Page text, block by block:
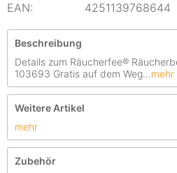
EAN:
4251139768644
Beschreibung
Details zum Räucherfee®
103693 Gratis auf dem Weg...mehr
Weitere Artikel
mehr
Zubehör